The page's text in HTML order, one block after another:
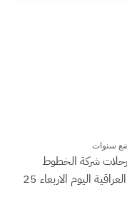
سنوات
شركة الخطوط
الجوية العراقية اليوم الاربعاء 25